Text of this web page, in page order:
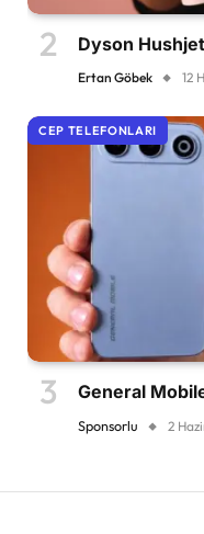
Dyson Hushjet
Ertan Göbek 12
CEP TELEFONLARI
General
Sponsorlu 2